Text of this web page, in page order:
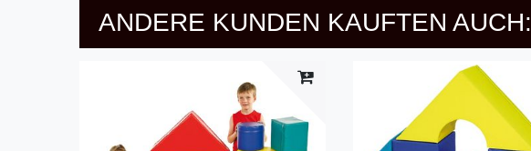
ANDERE KUNDEN KAUFTEN AUCH: